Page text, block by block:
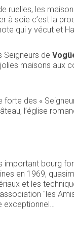
ruelles, les
à soie c’est la
qui y vécut et
Seigneurs de
maisons
forte des «
l’église
bourg
en 1969,
et les
"les
exceptionnel…